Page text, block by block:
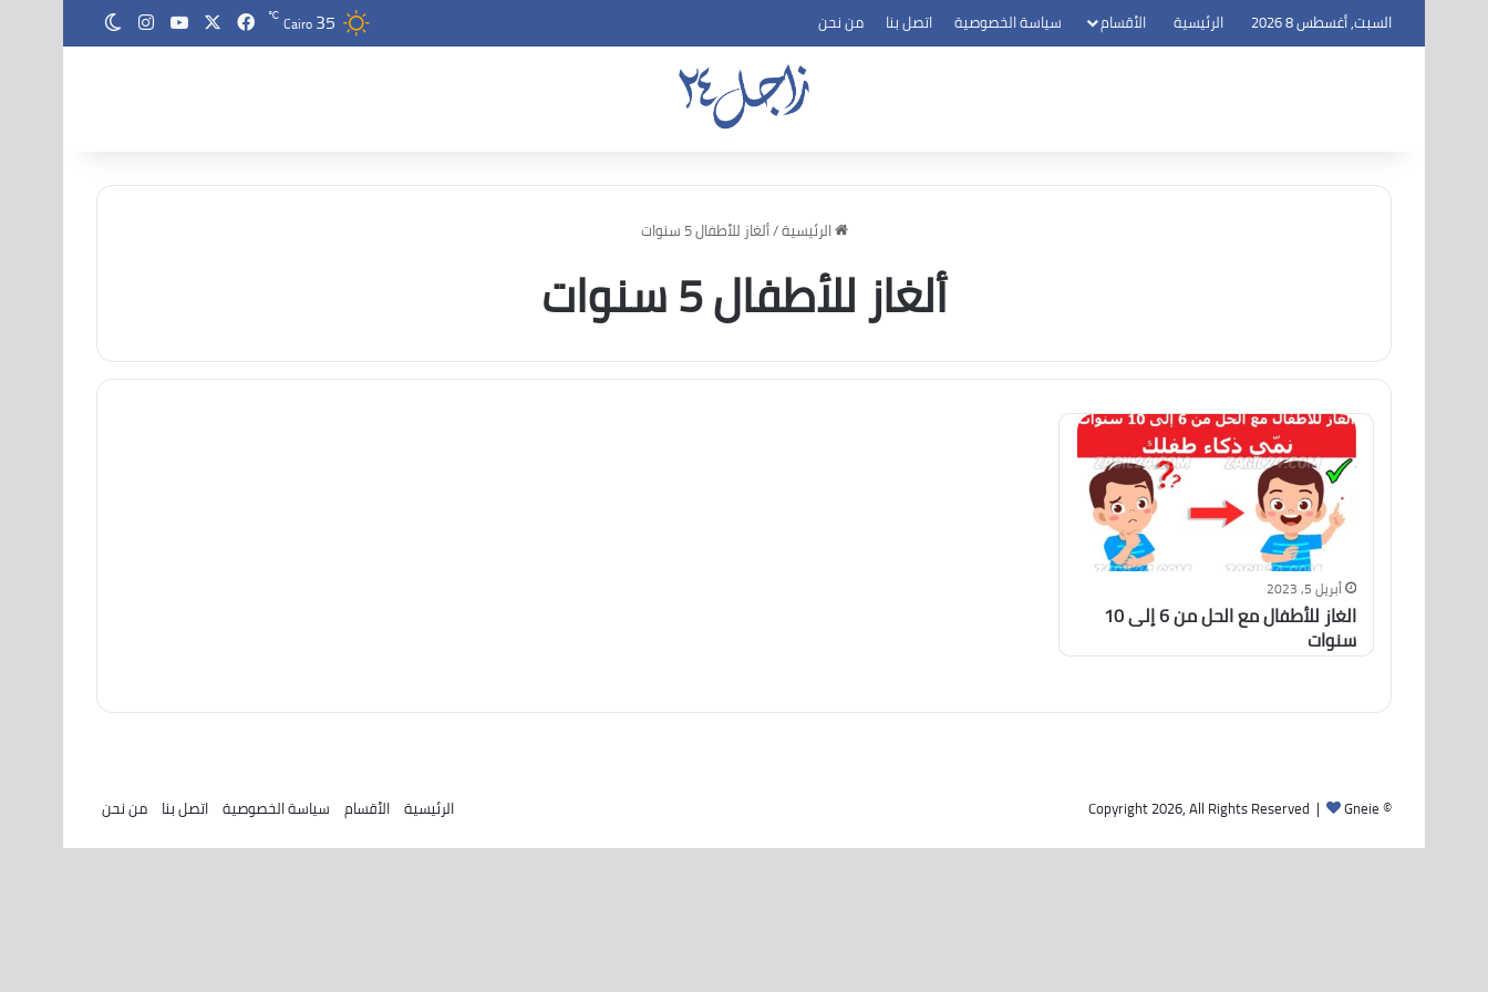
السبت, أغسطس 8 2026 الرئيسية الأقسام سياسة الخصوصية اتصل بنا من نحن Cairo35
℃ فيسبوك ‫YouTubeانستقرام
الرئيسية/ألغاز للأطفال 5 سنوات
ألغاز للأطفال 5 سنوات
أبريل 5, 2023
الغاز للأطفال مع الحل من 6 إلى 10
سنوات
© Copyright 2026, All Rights Reserved |
Gneie الرئيسية الأقسام سياسة الخصوصية اتصل بنا من نحن